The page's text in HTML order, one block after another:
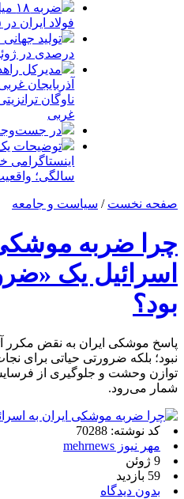
فولاد ایران در ۵ سال
درصدی در ژوئن
مدیرکل
ناوگان
‌غربی
در
توضیحات
سالگی؛
صفحه نخست / سیاست و جامعه
چرا ضربه
اسرائیل یک
بود؟
پاسخ موشکی ایران به نقض مکرر
نبود؛ بلکه ضرورتی حیاتی برای
توازن وحشت و جلوگیری از
شمار می‌رود.
کد نوشته: 70288
مهر نیوز mehrnews
9 ژوئن
59 بازدید
بدون دیدگاه